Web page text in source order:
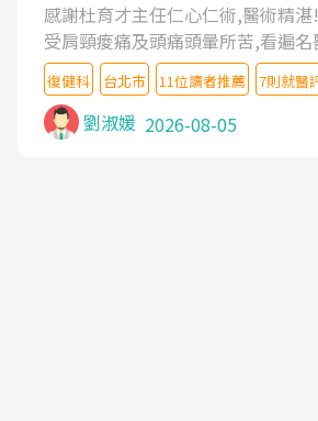
感謝杜育才主任仁心仁術,醫術精
受肩頸痠痛及頭痛頭暈所苦,看遍
檢查,也嘗試過西醫打針,中醫針灸及
沒有用,後來連吃到嗎啡類止痛藥都
症狀,沒多久就痛起來,多年失眠嚴重
台灣親友介紹忠孝醫院杜育才主任
復健科 台北市 11位讀者推薦 7則就醫
劉淑媛 2026-08-05